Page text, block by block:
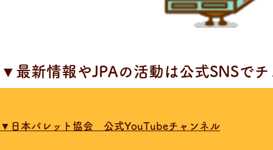
​▼最新情報やJPAの活動は公式SNSで
▼日本パレット協会 公式YouTubeチャンネル